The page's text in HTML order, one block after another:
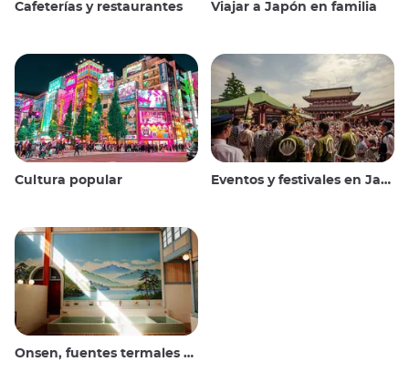
Cafeterías y restaurantes Viajar a Japón en familia
Cultura popular Eventos y festivales en Japón
Onsen, fuentes termales y baños públicos